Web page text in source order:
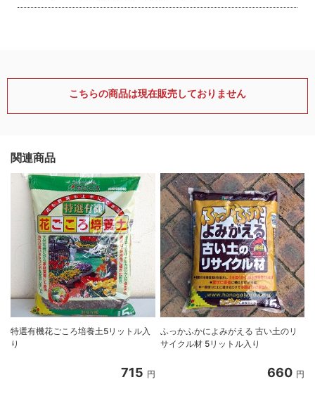
こちらの商品は現在販売しておりません
関連商品
特選有機花ごころ培養土5リットル入
り
715 円
ふっかふかによみがえる 古い土のリ
サイクル材 5リットル入り
660 円